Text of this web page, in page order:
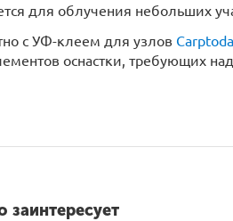
для облучения небольших
с УФ-клеем для узлов
оснастки, требующих
заинтересует